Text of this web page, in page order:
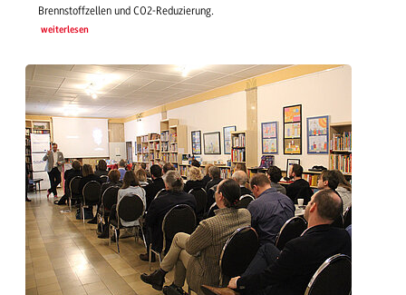
Brennstoffzellen und CO2-Reduzierung.
weiterlesen